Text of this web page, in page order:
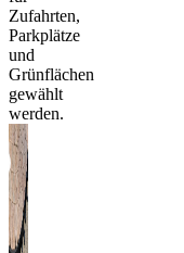
Zufahrten,
Parkplätze
und
Grünflächen
gewählt
werden.